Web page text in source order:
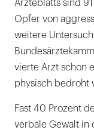
Ärzteblatts sind
Opfer von
weitere
vierte Arzt schon
physisch bedroht
Fast 40 Prozent
verbale Gewalt in